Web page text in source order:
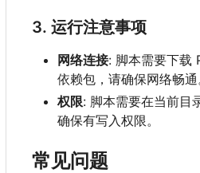
3. 运行注意事项
网络连接: 脚本需要下载
依赖包，请确保网络畅通
权限: 脚本需要在当前目
确保有写入权限。
常见问题